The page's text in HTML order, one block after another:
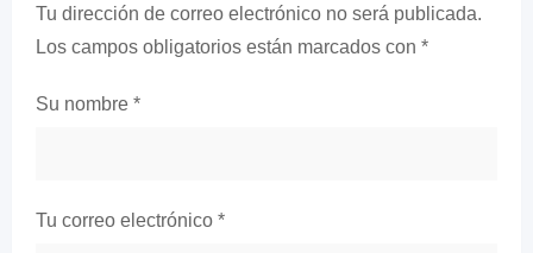
Tu dirección de correo electrónico no será publicada.
Los campos obligatorios están marcados con *
Su nombre *
Tu correo electrónico *